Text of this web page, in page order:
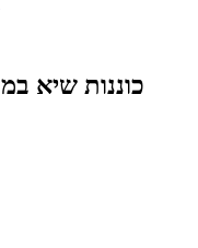
"כוננות שיא